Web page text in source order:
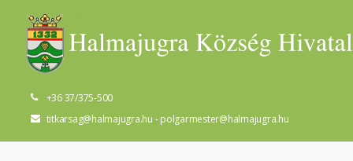
+36 37/375-500
titkarsag@halmajugra.hu - polgarmester@halmajugra.hu